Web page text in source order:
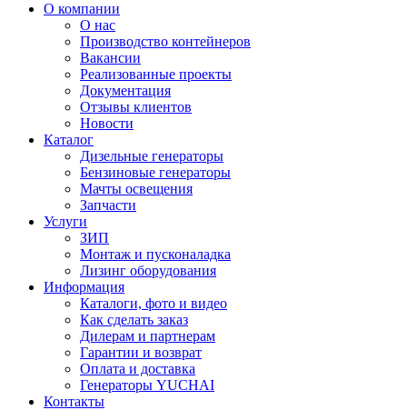
О компании
О нас
Производство контейнеров
Вакансии
Реализованные проекты
Документация
Отзывы клиентов
Новости
Каталог
Дизельные генераторы
Бензиновые генераторы
Мачты освещения
Запчасти
Услуги
ЗИП
Монтаж и пусконаладка
Лизинг оборудования
Информация
Каталоги, фото и видео
Как сделать заказ
Дилерам и партнерам
Гарантии и возврат
Оплата и доставка
Генераторы YUCHAI
Контакты